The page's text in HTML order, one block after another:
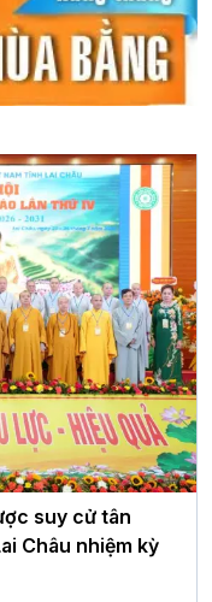
suy cử tân
Châu nhiệm kỳ